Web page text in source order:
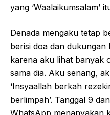
yang ‘Waalaikumsalam’
Denada mengaku tetap
berisi doa dan dukungan
karena aku lihat banyak
sama dia. Aku senang,
‘Insyaallah berkah
berlimpah’. Tanggal 9
WhatsApp menanyakan